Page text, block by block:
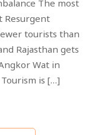
The most
Resurgent
tourists than
Rajasthan gets
Wat in
is […]